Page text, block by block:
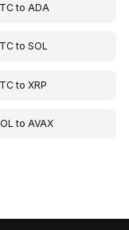
to ADA
to SOL
to XRP
to AVAX